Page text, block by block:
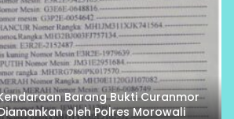
Barang Bukti Curanmor
oleh Polres Morowali